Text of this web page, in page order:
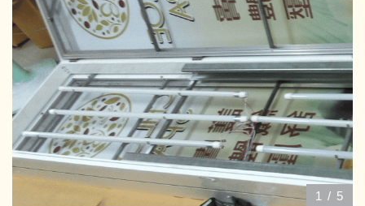
1 / 5